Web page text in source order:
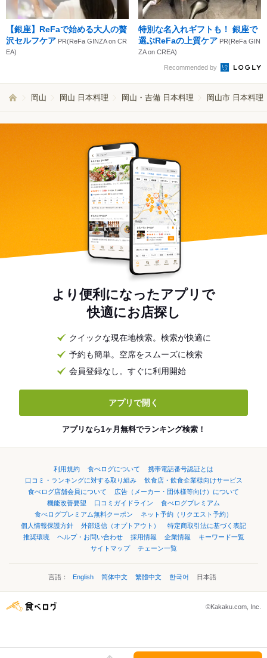
【銀座】ReFaで始める大人の贅
沢セルフケア PR(ReFa GINZA on CR
EA)
特別な名入れギフトも！ 銀座で
選ぶReFaの上質ケア PR(ReFa GIN
ZA on CREA)
Recommended by
岡山 岡山 日本料理 岡山・吉備 日本料理 岡山市 日本料理
より便利になったアプリで
快適にお店探し
クイックな現在地検索。検索が快適に
予約も簡単。空席をスムーズに検索
会員登録なし。すぐに利用開始
アプリで開く
アプリなら1ヶ月無料でランキング検索！
利用規約 食べログについて
携帯電話番号認証とは
口コミ・ランキングに対する取り組み
飲食店・飲食企業様向けサービス
食べログ店舗会員について
広告（メーカー・団体様等向け）について
機能改善要望
口コミガイドライン
食べログプレミアム
食べログプレミアム無料クーポン
ネット予約（リクエスト予約）
個人情報保護方針
外部送信（オプトアウト）
特定商取引法に基づく表記
推奨環境
ヘルプ・お問い合わせ 採用情報 企業情報
キーワード一覧
サイトマップ
チェーン一覧
言語： English 简体中文 繁體中文 한국어 日本語
©Kakaku.com, Inc.